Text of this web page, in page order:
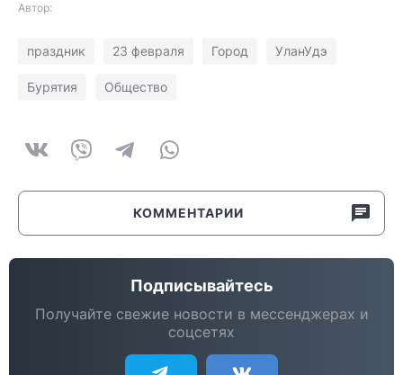
Автор:
праздник 23 февраля Город УланУдэ
Бурятия Общество
КОММЕНТАРИИ
Подписывайтесь
Получайте свежие новости в мессенджерах и
соцсетях